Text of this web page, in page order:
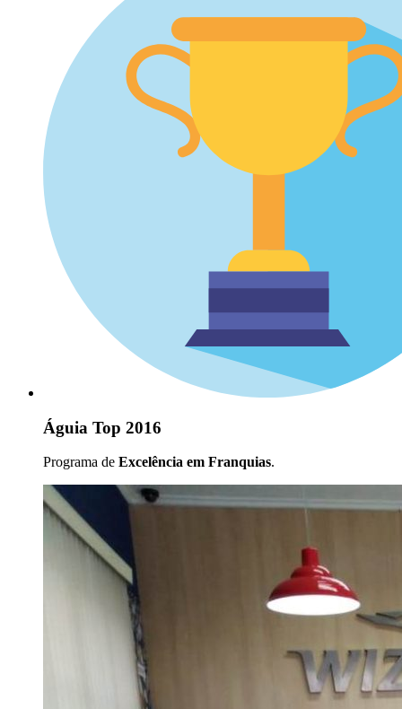
Águia Top 2016
Programa de Excelência em Franquias.